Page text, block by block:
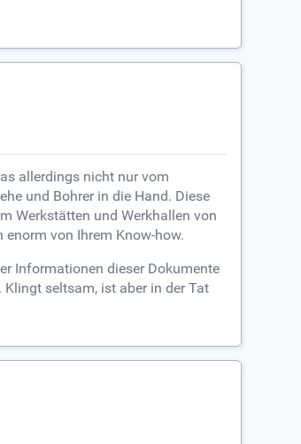
allerdings nicht nur vom
und Bohrer in die Hand. Diese
Werkstätten und Werkhallen von
von Ihrem Know-how.
Informationen dieser Dokumente
seltsam, ist aber in der Tat